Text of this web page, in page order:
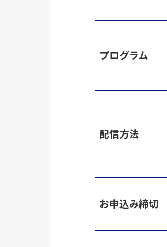
プログラム
配信方法
お申込み締切